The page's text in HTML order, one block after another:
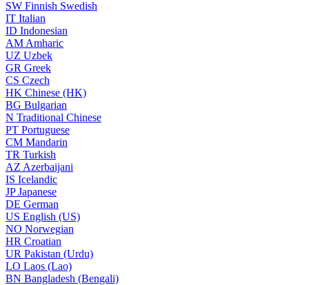
SW Finnish Swedish
IT Italian
ID Indonesian
AM Amharic
UZ Uzbek
GR Greek
CS Czech
HK Chinese (HK)
BG Bulgarian
N Traditional Chinese
PT Portuguese
CM Mandarin
TR Turkish
AZ Azerbaijani
IS Icelandic
JPJapanese
DE German
US English (US)
NO Norwegian
HR Croatian
UR Pakistan (Urdu)
LO Laos (Lao)
BN Bangladesh (Bengali)